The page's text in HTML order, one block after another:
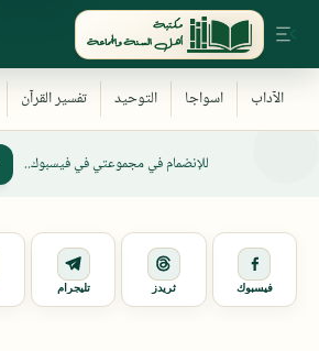
للإنضمام في مجموعتي في فيسبوك..
فيسبوك ثريدز تليجرام